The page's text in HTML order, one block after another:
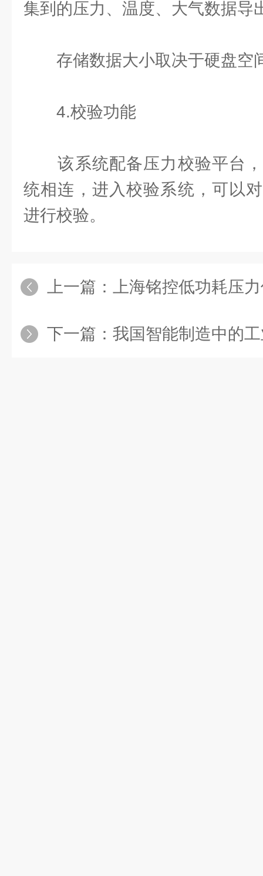
集到的压力、温度、大气数据导
存储数据大小取决于硬盘空
4.校验功能
该系统配备压力校验平台，
统相连，进入校验系统，可以
进行校验。
上一篇： 上海铭控低功耗压力传感
下一篇： 我国智能制造中的工业传